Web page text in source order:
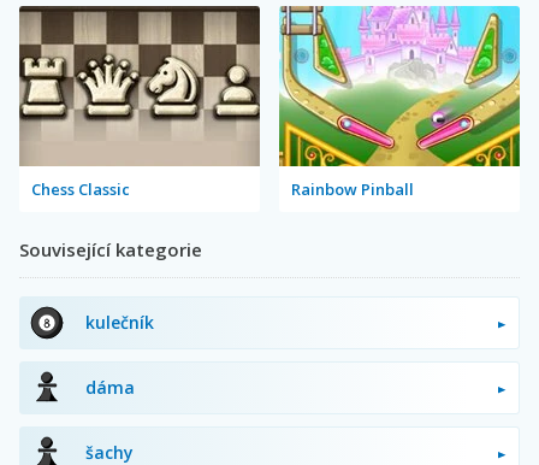
Chess Classic Rainbow Pinball
Související kategorie
kulečník
dáma
šachy